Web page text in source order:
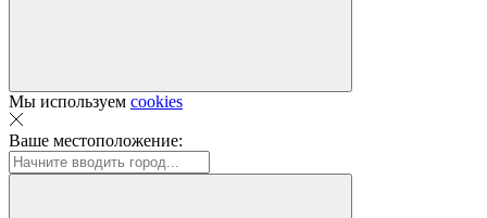
Мы используем cookies
Ваше местоположение: